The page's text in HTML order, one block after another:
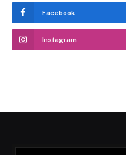
Facebook
Instagram